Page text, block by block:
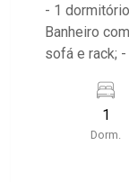
- 1
Banheiro
sofá e rack;
portaria 24
cozinha 1
Dorm.